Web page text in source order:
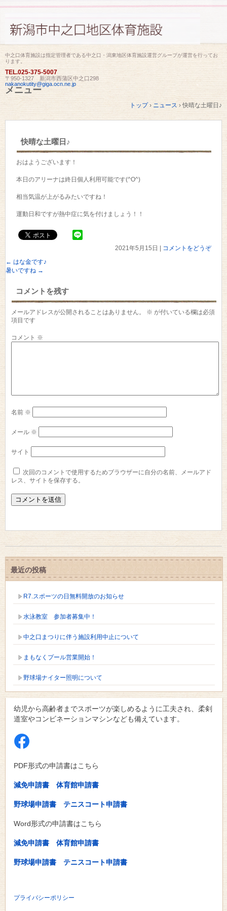
中之口体育施設は指定管理者である中之口・潟東地区体育施設運営グループが運営を行ってお
ります。
TEL.025-375-5007
〒950-1327 新潟市西蒲区中之口298
nakanokutity@giga.ocn.ne.jp
メニュー
トップ › ニュース › 快晴な土曜日♪
快晴な土曜日♪
おはようございます！
本日のアリーナは終日個人利用可能です(^O^)
相当気温が上がるみたいですね！
運動日和ですが熱中症に気を付けましょう！！
2021年5月15日
コメントをどうぞ
← はな金です♪
暑いですね →
コメントを残す
メールアドレスが公開されることはありません。 ※ が付いている欄は必須
項目です
コメント ※
名前 ※
メール ※
サイト
次回のコメントで使用するためブラウザーに自分の名前、メールアド
レス、サイトを保存する。
最近の投稿
R7.スポーツの日無料開放のお知らせ
水泳教室 参加者募集中！
中之口まつりに伴う施設利用中止について
まもなくプール営業開始！
野球場ナイター照明について
幼児から高齢者までスポーツが楽しめるように工夫され、柔剣
道室やコンビネーションマシンなども備えています。
PDF形式の申請書はこちら
減免申請書 体育館申請書
野球場申請書 テニスコート申請書
Word形式の申請書はこちら
減免申請書 体育館申請書
野球場申請書 テニスコート申請書
プライバシーポリシー